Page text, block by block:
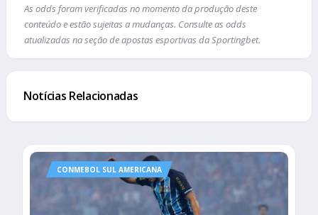
As odds foram verificadas no momento da produção deste
conteúdo e estão sujeitas a mudanças. Consulte as odds
atualizadas na seção de apostas esportivas da Sportingbet.
Notícias Relacionadas
CONMEBOL SUL AMERICANA